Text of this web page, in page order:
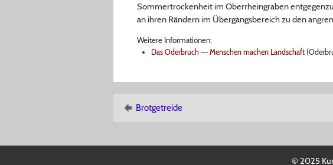
Sommertrockenheit im Oberrheingraben
an ihren Rändern im Übergangsbereich zu den
Weitere Informationen:
Das Oderbruch ― Menschen machen Landschaft
Brotgetreide
© 2025